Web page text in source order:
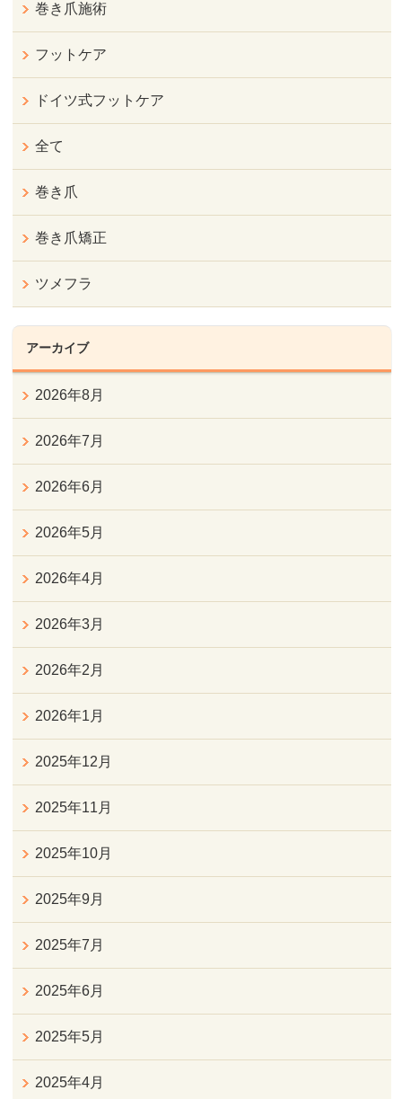
巻き爪施術
フットケア
ドイツ式フットケア
全て
巻き爪
巻き爪矯正
ツメフラ
アーカイブ
2026年8月
2026年7月
2026年6月
2026年5月
2026年4月
2026年3月
2026年2月
2026年1月
2025年12月
2025年11月
2025年10月
2025年9月
2025年7月
2025年6月
2025年5月
2025年4月